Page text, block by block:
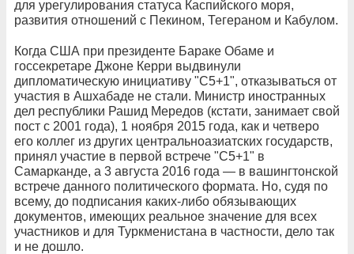
для урегулирования статуса Каспийского моря,
развития отношений с Пекином, Тегераном и Кабулом.
Когда США при президенте Бараке Обаме и
госсекретаре Джоне Керри выдвинули
дипломатическую инициативу "С5+1", отказываться от
участия в Ашхабаде не стали. Министр иностранных
дел республики Рашид Мередов (кстати, занимает свой
пост с 2001 года), 1 ноября 2015 года, как и четверо
его коллег из других центральноазиатских государств,
принял участие в первой встрече "С5+1" в
Самарканде, а 3 августа 2016 года — в вашингтонской
встрече данного политического формата. Но, судя по
всему, до подписания каких-либо обязывающих
документов, имеющих реальное значение для всех
участников и для Туркменистана в частности, дело так
и не дошло.